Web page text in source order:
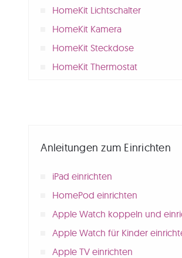
HomeKit Lichtschalter
HomeKit Kamera
HomeKit Steckdose
HomeKit Thermostat
Anleitungen zum Einrichten
iPad einrichten
HomePod einrichten
Apple Watch koppeln und
Apple Watch für Kinder
Apple TV einrichten